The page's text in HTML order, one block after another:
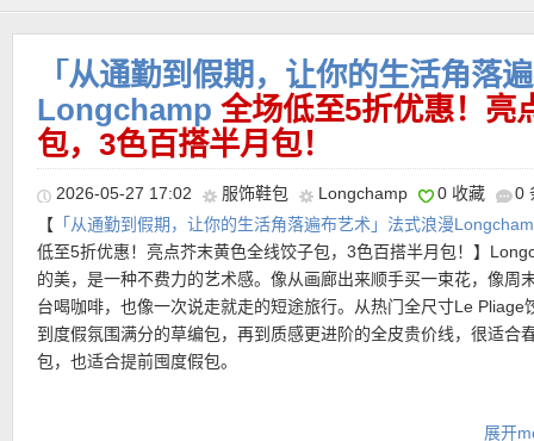
「从通勤到假期，让你的生活角落
Longchamp 全场低至5折优惠！亮
包，3色百搭半月包！
2026-05-27 17:02 服饰鞋包 Longchamp 0 收藏
0
【 「从通勤到假期，让你的生活角落遍布艺术」法式浪漫
低至5折优惠！亮点芥末黄色全线饺子包，3色百搭半月包！】
的美，是一种不费力的艺术感。像从画廊出来顺手买一束花，像周
台喝咖啡，也像一次说走就走的短途旅行。从热门全尺寸Le Pliage
到度假氛围满分的草编包，再到质感更进阶的全皮贵价线，很适合
包，也适合提前囤度假包。
展开